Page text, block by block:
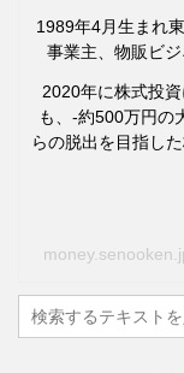
1989年4月生まれ
事業主、物販ビ
2020年に株式投
も、-約500万円の
らの脱出を目指し